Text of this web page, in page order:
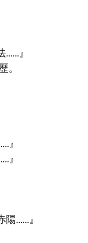
……』
。
』
』
陽……』